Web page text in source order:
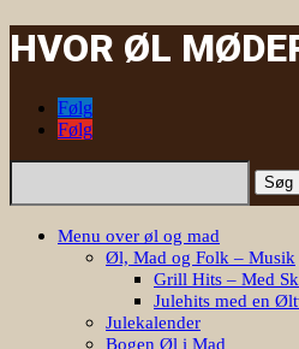
HVOR ØL
Følg
Følg
Søg
Menu over øl og mad
Øl, Mad og Folk – Musik
Grill Hits – Med
Julehits med en
Julekalender
Bogen Øl i Mad